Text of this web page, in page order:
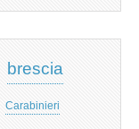
brescia
Carabinieri